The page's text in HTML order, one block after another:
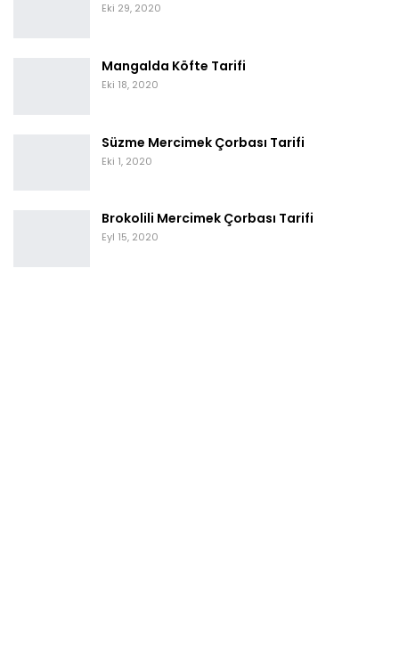
Eki 29, 2020
Mangalda Köfte Tarifi
Eki 18, 2020
Süzme Mercimek Çorbası Tarifi
Eki 1, 2020
Brokolili Mercimek Çorbası Tarifi
Eyl 15, 2020